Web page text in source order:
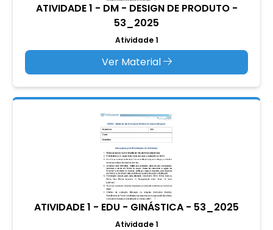
ATIVIDADE 1 - DM - DESIGN DE PRODUTO -
53_2025
Atividade 1
Ver Material
ATIVIDADE 1 - EDU - GINÁSTICA - 53_2025
Atividade 1